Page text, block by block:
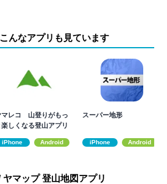
んなアプリも見ています
マレコ 山登りがもっ
楽しくなる登山アプリ
iPhone Android
スーパー地形
iPhone Android
マップ 登山地図アプリ